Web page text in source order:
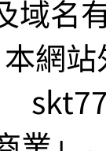
域名
網